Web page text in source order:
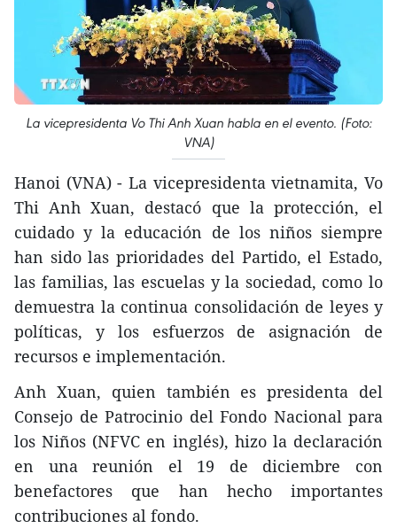
La vicepresidenta Vo Thi Anh Xuan habla en el evento. (Foto:
VNA)
Hanoi (VNA) - La vicepresidenta vietnamita, Vo
Thi Anh Xuan, destacó que la protección, el
cuidado y la educación de los niños siempre
han sido las prioridades del Partido, el Estado,
las familias, las escuelas y la sociedad, como lo
demuestra la continua consolidación de leyes y
políticas, y los esfuerzos de asignación de
recursos e implementación.
Anh Xuan, quien también es presidenta del
Consejo de Patrocinio del Fondo Nacional para
los Niños (NFVC en inglés), hizo la declaración
en una reunión el 19 de diciembre con
benefactores que han hecho importantes
contribuciones al fondo.